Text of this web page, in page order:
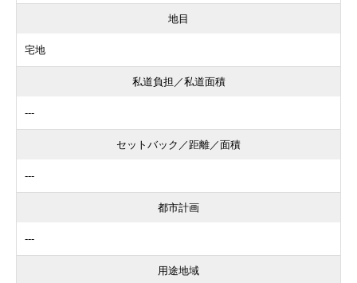
地目
宅地
私道負担／私道面積
---
セットバック／距離／面積
---
都市計画
---
用途地域